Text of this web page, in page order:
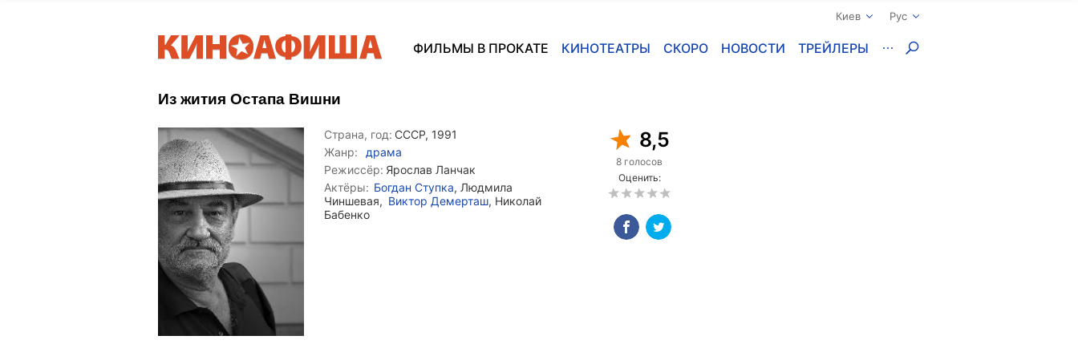
Киев Рус
ФИЛЬМЫ В ПРОКАТЕ КИНОТЕАТРЫ СКОРО НОВОСТИ ТРЕЙЛЕРЫ
Из жития Остапа Вишни
Страна, год: СССР, 1991
Жанр:
драма
Режиссёр: Ярослав Ланчак
Актёры: Богдан Ступка, Людмила
Чиншевая, Виктор Демерташ, Николай
Бабенко
8,5
8 голосов
Оценить: